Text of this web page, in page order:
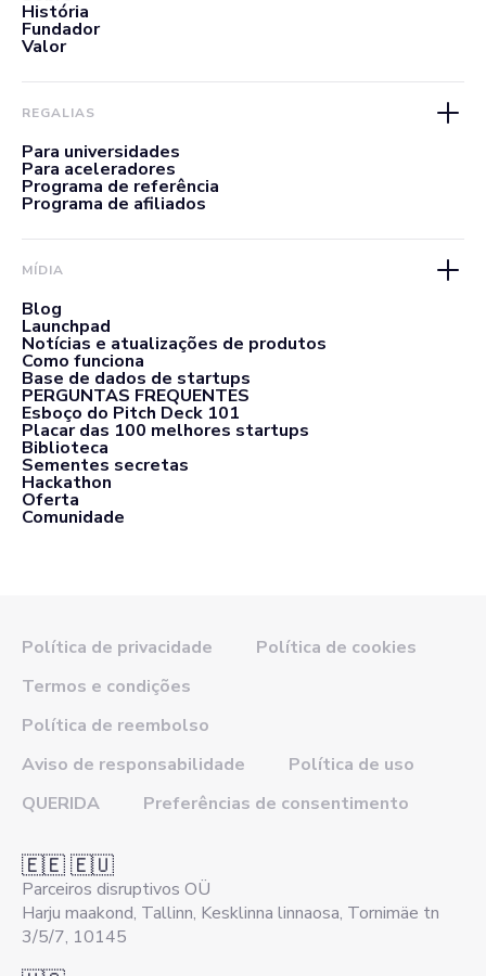
História
Fundador
Valor
REGALIAS
Para universidades
Para aceleradores
Programa de referência
Programa de afiliados
MÍDIA
Blog
Launchpad
Notícias e atualizações de produtos
Como funciona
Base de dados de startups
PERGUNTAS FREQUENTES
Esboço do Pitch Deck 101
Placar das 100 melhores startups
Biblioteca
Sementes secretas
Hackathon
Oferta
Comunidade
Política de privacidade
Política de cookies
Termos e condições
Política de reembolso
Aviso de responsabilidade
Política de uso
QUERIDA
Preferências de consentimento
🇪🇪 🇪🇺
Parceiros disruptivos OÜ
Harju maakond, Tallinn, Kesklinna linnaosa, Tornimäe tn
3/5/7, 10145